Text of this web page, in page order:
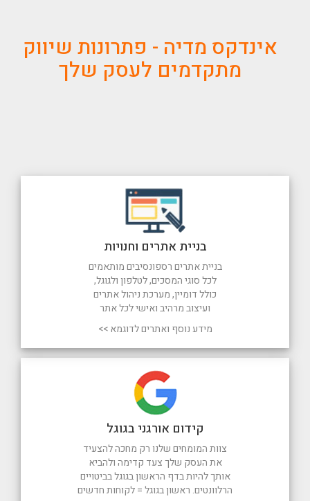
אינדקס מדיה - פתרונות שיווק
מתקדמים לעסק שלך
קידום אורגני בגוגל
צוות המומחים שלנו רק מחכה להצעיד
את העסק שלך צעד קדימה ולהביא
אותך להיות בדף הראשון בגוגל בביטויים
הרלוונטים. ראשון בגוגל = לקוחות חדשים
בניית אתרים וחנויות
בניית אתרים רספונסיבים מותאמים
לכל סוגי המסכים, לטלפון ולגוגל,
כולל דומיין, מערכת ניהול אתרים
ועיצוב מרהיב ואישי לכל אתר
מידע נוסף ואתרים לדוגמא >>